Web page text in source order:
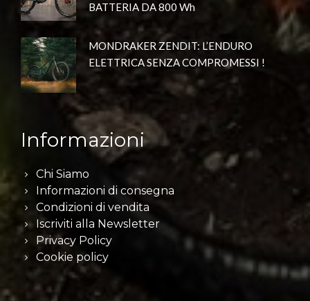
BATTERIA DA 800 Wh
MONDRAKER ZENDIT: L’ENDURO
ELETTRICA SENZA COMPROMESSI !
Informazioni
Chi Siamo
Informazioni di consegna
Condizioni di vendita
Iscriviti alla Newsletter
Privacy Policy
Cookie policy